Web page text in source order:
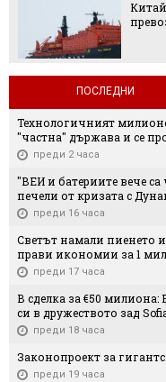
ПОСЛЕДНИ
Технологичният
"частна" държава и се
преди 2 часа
"ВЕИ и батериите вече
печели от кризата с
преди 16 часа
Светът намали пиенето
прави икономии за 1
преди 17 часа
В сделка за €50 милиона:
си в дружеството зад
преди 18 часа
Законопроект за
преди 19 часа